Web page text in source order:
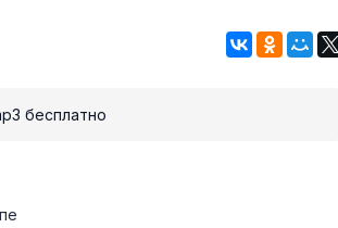
бесплатно